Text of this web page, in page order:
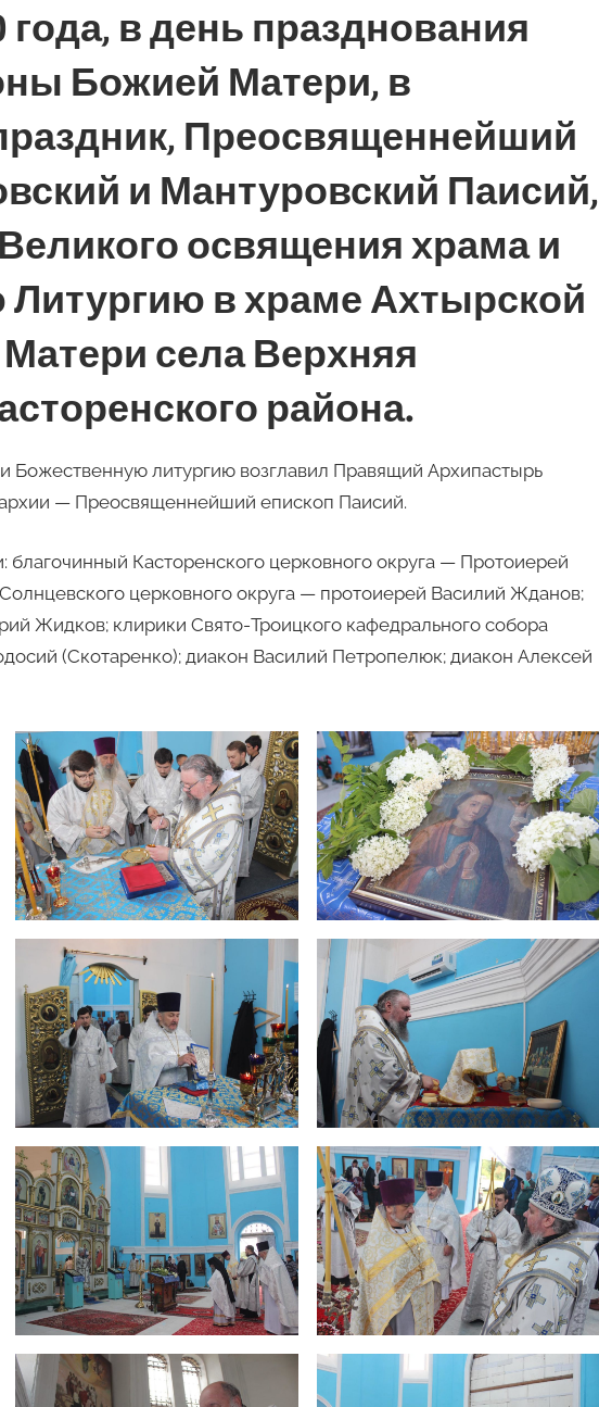
года, в день празднования
Божией Матери, в
Преосвященнейший
и Мантуровский Паисий,
освящения храма и
в храме Ахтырской
села Верхняя
района.
Божественную литургию возглавил Правящий Архипастырь
— Преосвященнейший епископ Паисий.
благочинный Касторенского церковного округа — Протоиерей
церковного округа — протоиерей Василий Жданов;
Жидков; клирики Свято-Троицкого кафедрального собора
(Скотаренко); диакон Василий Петропелюк; диакон Алексей